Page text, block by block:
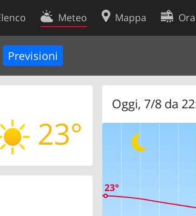
Meteo Mappa
23°
Oggi, 7/8 da
Contatti
Condizioni d’uso